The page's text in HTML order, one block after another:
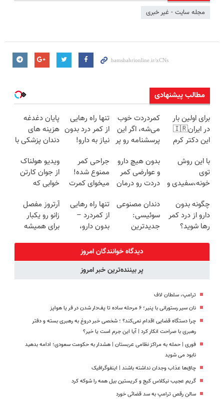
مجله سایت - غیر خبری
مطالب پیشنهادی
برای اولین بار
در ایران🇮🇷
این دکتر کرم
روزه ساخت!
کمردردت خوب
می‌شه، اگر این
پرسشنامه رو پر
تنها راه رهایی
از کمر درد بدون
نیاز به دارو!
پایان دغدغه
هزینه های
دندان پزشکی با
کننده خانگی
با این روش
توی
خونه،سفیدی و
برگردون
(40%off)
بدون هیچ دارو
و عوارضی کمر
دردت رو درمان
(پرسش‌نامه)
جراحی کمر
ممنوع شده!
میخوای کمرت
درمان کنی؟
((پرسش‌نامه))
ویدیو هولناک
از جوان کارتن
خوابی که
آموزش رایگان
چگونه بدون
دارو از درد کمر
رها شوید؟
دندان مصنوعی
سوئیسی:
جدیدترین
سبک و مقاوم |
پرداخت قسطی
تنها راه رهایی
از کمردرد –
بدون دارو،
«فرم پر کن»
آرتروز مفصل
زانو رو یکبار
برای همیشه
دیدگاه خوانندگان امروز
پر بیننده‌ترین خبر امروز
ترامپ، سلطان لاف
نان سیر رستورانی با پنیر؛ ۶ مرحله ساده تا پف‌دار شدن در فر یا هواپز
چرا دستگاه قضایی اقدام نمی‌کند؟ ؛ شخصی خبر دروغ به رهبری بسته و دفتر
رهبری با صراحت انکار کرد | آیا این جرم است یا خیر؟
فوری | حمله به مراکز نظامی عربستان | هشدار به حکومت سعودی؛ ادامه بدهید
نابود می شوید
چاق‌ها عذاب وجدان نداشته باشند | اینفوگرافیک
گریم عجیب نیکلاس کیج و کریستین بیل همه را شوکه کرد
سالن رقص ترامپ به سد قضائی خورد